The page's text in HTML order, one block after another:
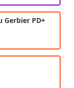
Gerbier PD+